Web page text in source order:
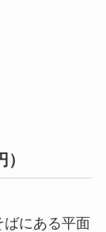
ばにある平面